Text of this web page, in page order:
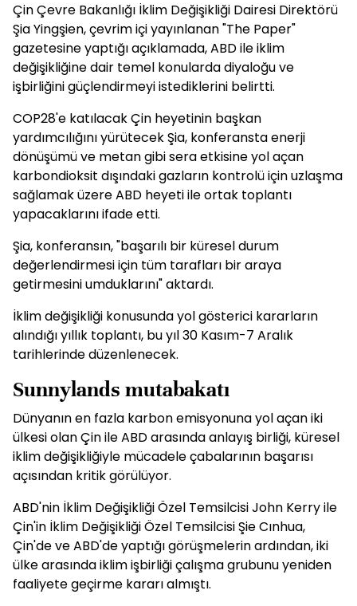
Çin Çevre Bakanlığı İklim Değişikliği Dairesi Direktörü
Şia Yingşien, çevrim içi yayınlanan "The Paper"
gazetesine yaptığı açıklamada, ABD ile iklim
değişikliğine dair temel konularda diyaloğu ve
işbirliğini güçlendirmeyi istediklerini belirtti.
COP28'e katılacak Çin heyetinin başkan
yardımcılığını yürütecek Şia, konferansta enerji
dönüşümü ve metan gibi sera etkisine yol açan
karbondioksit dışındaki gazların kontrolü için uzlaşma
sağlamak üzere ABD heyeti ile ortak toplantı
yapacaklarını ifade etti.
Şia, konferansın, "başarılı bir küresel durum
değerlendirmesi için tüm tarafları bir araya
getirmesini umduklarını" aktardı.
İklim değişikliği konusunda yol gösterici kararların
alındığı yıllık toplantı, bu yıl 30 Kasım-7 Aralık
tarihlerinde düzenlenecek.
Sunnylands mutabakatı
Dünyanın en fazla karbon emisyonuna yol açan iki
ülkesi olan Çin ile ABD arasında anlayış birliği, küresel
iklim değişikliğiyle mücadele çabalarının başarısı
açısından kritik görülüyor.
ABD'nin İklim Değişikliği Özel Temsilcisi John Kerry ile
Çin'in İklim Değişikliği Özel Temsilcisi Şie Cınhua,
Çin'de ve ABD'de yaptığı görüşmelerin ardından, iki
ülke arasında iklim işbirliği çalışma grubunu yeniden
faaliyete geçirme kararı almıştı.